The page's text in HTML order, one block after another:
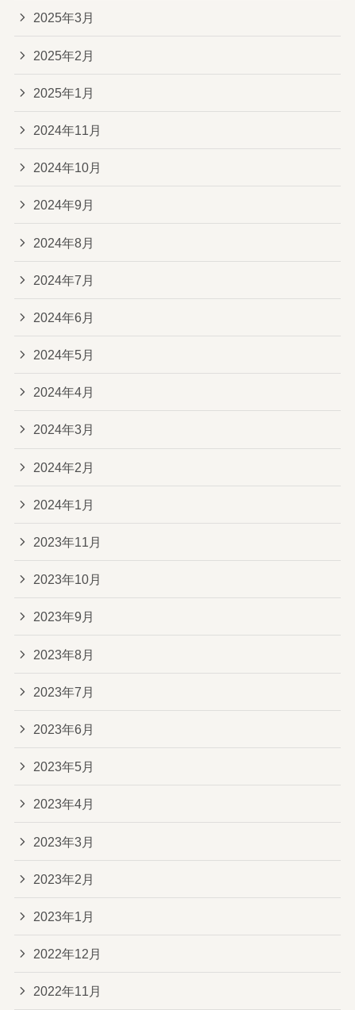
2025年3月
2025年2月
2025年1月
2024年11月
2024年10月
2024年9月
2024年8月
2024年7月
2024年6月
2024年5月
2024年4月
2024年3月
2024年2月
2024年1月
2023年11月
2023年10月
2023年9月
2023年8月
2023年7月
2023年6月
2023年5月
2023年4月
2023年3月
2023年2月
2023年1月
2022年12月
2022年11月